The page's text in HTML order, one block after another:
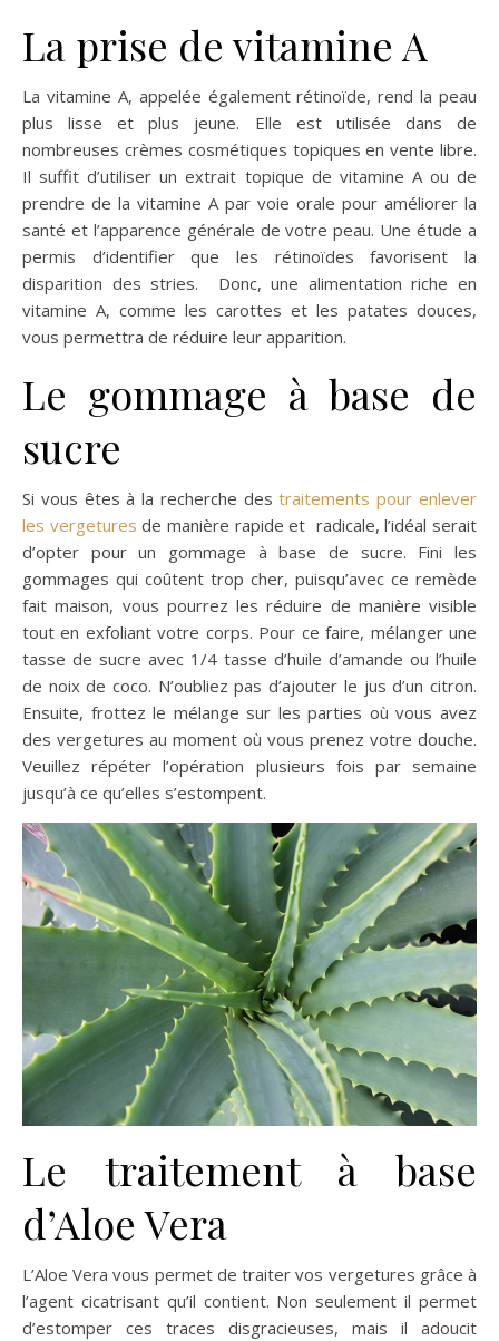
La prise de vitamine A
La vitamine A, appelée également rétinoïde, rend la peau
plus lisse et plus jeune. Elle est utilisée dans de
nombreuses crèmes cosmétiques topiques en vente libre.
Il suffit d’utiliser un extrait topique de vitamine A ou de
prendre de la vitamine A par voie orale pour améliorer la
santé et l’apparence générale de votre peau. Une étude a
permis d’identifier que les rétinoïdes favorisent la
disparition des stries. Donc, une alimentation riche en
vitamine A, comme les carottes et les patates douces,
vous permettra de réduire leur apparition.
Le gommage à base de
sucre
Si vous êtes à la recherche destraitements pour enlever
les vergetures de manière rapide et radicale, l’idéal serait
d’opter pour un gommage à base de sucre. Fini les
gommages qui coûtent trop cher, puisqu’avec ce remède
fait maison, vous pourrez les réduire de manière visible
tout en exfoliant votre corps. Pour ce faire, mélanger une
tasse de sucre avec 1/4 tasse d’huile d’amande ou l’huile
de noix de coco. N’oubliez pas d’ajouter le jus d’un citron.
Ensuite, frottez le mélange sur les parties où vous avez
des vergetures au moment où vous prenez votre douche.
Veuillez répéter l’opération plusieurs fois par semaine
jusqu’à ce qu’elles s’estompent.
Le traitement à base
d’Aloe Vera
L’Aloe Vera vous permet de traiter vos vergetures grâce à
l’agent cicatrisant qu’il contient. Non seulement il permet
d’estomper ces traces disgracieuses, mais il adoucit